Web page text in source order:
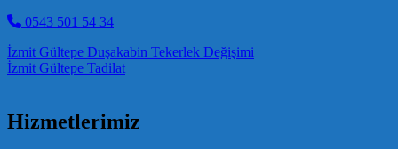
0543 501 54 34
Post navigation
İzmit Gültepe Duşakabin Tekerlek Değişimi
İzmit Gültepe Tadilat
Hizmetlerimiz